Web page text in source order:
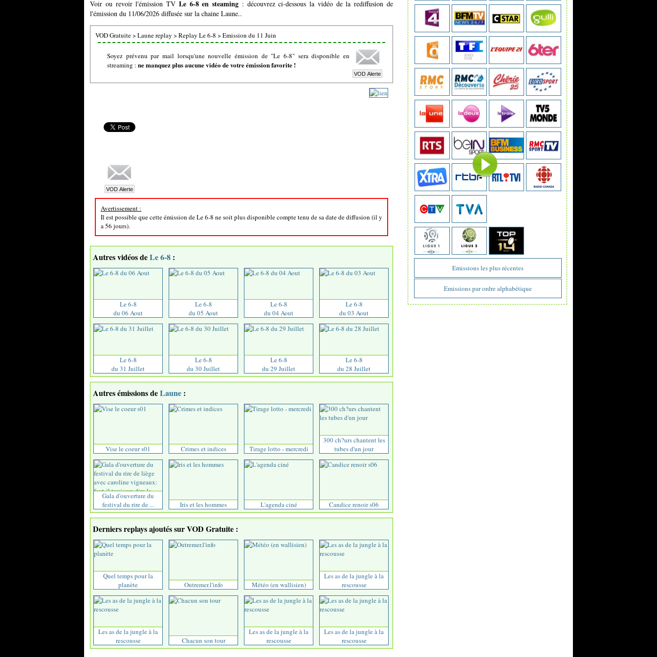
Emissions les plus récentes
Emissions par ordre alphabétique
Voir ou revoir l'émission TV Le 6-8 en steaming : découvrez ci-dessous la vidéo de la rediffusion de
l'émission du 11/06/2026 diffusée sur la chaine Laune..
VOD Gratuite>Laune replay >Replay Le 6-8 >Emission du 11 Juin
Soyez prévenu par mail lorsqu'une nouvelle émission de "Le 6-8" sera disponible en
streaming : ne manquez plus aucune vidéo de votre émission favorite !
Avertissement :
Il est possible que cette émission de Le 6-8 ne soit plus disponible compte tenu de sa date de diffusion (il y
a 56 jours).
Autres vidéos deLe 6-8 :
Le 6-8
du 06 Aout
Le 6-8
du 05 Aout
Le 6-8
du 04 Aout
Le 6-8
du 03 Aout
Le 6-8
du 31 Juillet
Le 6-8
du 30 Juillet
Le 6-8
du 29 Juillet
Le 6-8
du 28 Juillet
Autres émissions deLaune :
Vise le coeur s01 Crimes et indices Tirage lotto - mercredi
300 ch?urs chantent les
tubes d'un jour
Gala d'ouverture du
festival du rire de ...
Iris et les hommes L'agenda ciné Candice renoir s06
Derniers replays ajoutés sur VOD Gratuite :
Quel temps pour la
planète
Outremer.l'info Météo (en wallisien)
Les as de la jungle à la
rescousse
Les as de la jungle à la
rescousse
Chacun son tour
Les as de la jungle à la
rescousse
Les as de la jungle à la
rescousse